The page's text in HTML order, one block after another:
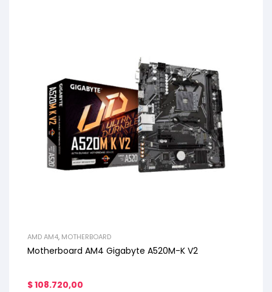
AMD AM4, MOTHERBOARD
Motherboard AM4 Gigabyte A520M-K V2
$108.720,00